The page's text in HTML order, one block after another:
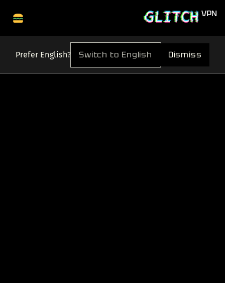
Prefer English? Switch to English Dismiss